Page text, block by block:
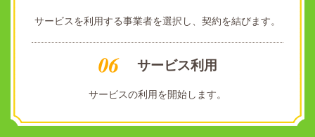
サービスを利用する事業者を選択し、契約を結びます。
サービス利用
サービスの利用を開始します。